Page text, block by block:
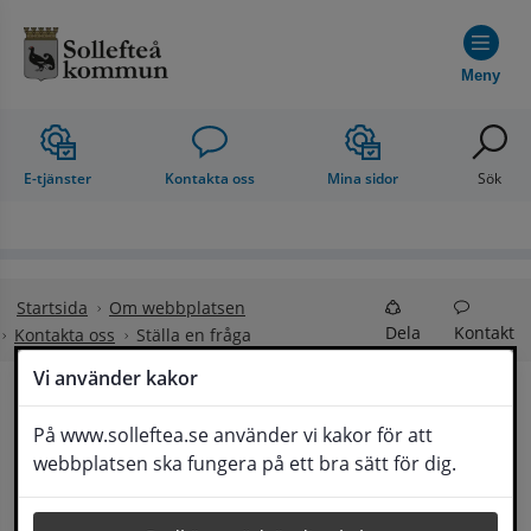
Vi använder kakor
På www.solleftea.se använder vi kakor för att
webbplatsen ska fungera på ett bra sätt för dig.
Meny
E-tjänster Kontakta oss Mina sidor Sök
Startsida
Om webbplatsen
Kontakta oss
Ställa en fråga Dela Kontakt
Ställa en fråga
Om din fråga är omfattande kan det bli aktuellt